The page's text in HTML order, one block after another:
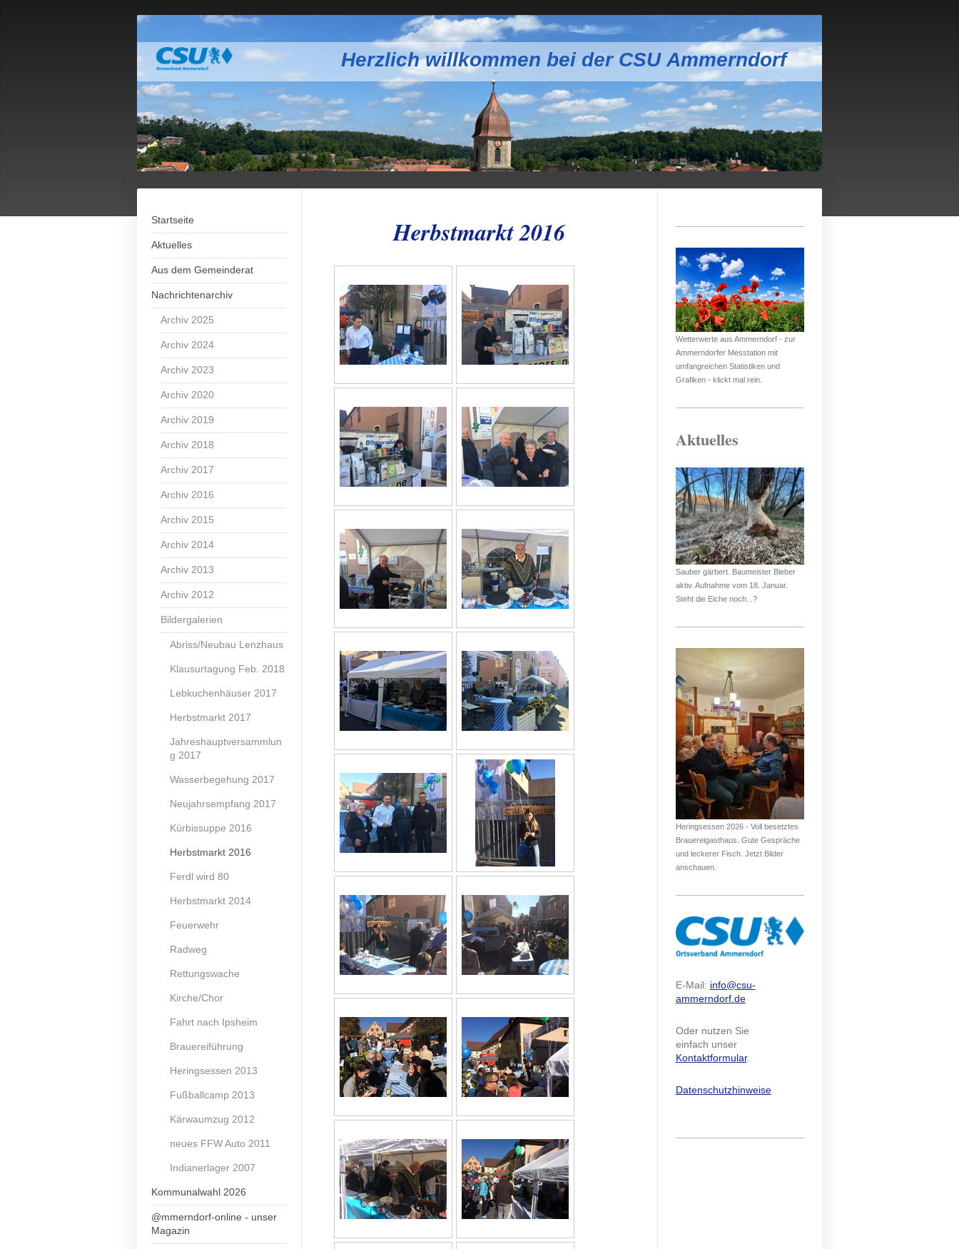
Herzlich willkommen bei der CSU Ammerndorf
Startseite
Aktuelles
Aus dem Gemeinderat
Nachrichtenarchiv
Archiv 2025
Archiv 2024
Archiv 2023
Archiv 2020
Archiv 2019
Archiv 2018
Archiv 2017
Archiv 2016
Archiv 2015
Archiv 2014
Archiv 2013
Archiv 2012
Bildergalerien
Abriss/Neubau Lenzhaus
Klausurtagung Feb. 2018
Lebkuchenhäuser 2017
Herbstmarkt 2017
Jahreshauptversammlun
g 2017
Wasserbegehung 2017
Neujahrsempfang 2017
Kürbissuppe 2016
Herbstmarkt 2016
Ferdl wird 80
Herbstmarkt 2014
Feuerwehr
Radweg
Rettungswache
Kirche/Chor
Fahrt nach Ipsheim
Brauereiführung
Heringsessen 2013
Fußballcamp 2013
Kärwaumzug 2012
neues FFW Auto 2011
Indianerlager 2007
Kommunalwahl 2026
@mmerndorf-online - unser
Magazin
Herbstmarkt 2016
Wetterwerte aus Ammerndorf - zur
Ammerndorfer Messtation mit
umfangreichen Statistiken und
Grafiken - klickt mal rein.
Aktuelles
Sauber gärbert. Baumeister Bieber
aktiv. Aufnahme vom 18. Januar.
Steht die Eiche noch...?
Heringsessen 2026 - Voll besetztes
Brauereigasthaus. Gute Gespräche
und leckerer Fisch. Jetzt Bilder
anschauen.
E-Mail: info@csu-
ammerndorf.de
Oder nutzen Sie
einfach unser
Kontaktformular.
Datenschutzhinweise